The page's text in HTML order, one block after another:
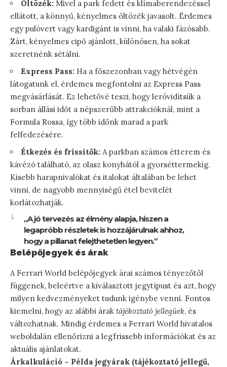
Öltözék: Mivel a park fedett és klímaberendezéssel
ellátott, a könnyű, kényelmes öltözék javasolt. Érdemes
egy pulóvert vagy kardigánt is vinni, ha valaki fázósabb.
Zárt, kényelmes cipő ajánlott, különösen, ha sokat
szeretnénk sétálni.
Express Pass: Ha a főszezonban vagy hétvégén
látogatunk el, érdemes megfontolni az Express Pass
megvásárlását. Ez lehetővé teszi, hogy lerövidítsük a
sorban állási időt a népszerűbb attrakcióknál, mint a
Formula Rossa, így több időnk marad a park
felfedezésére.
Étkezés és frissítők: A parkban számos étterem és
kávézó található, az olasz konyhától a gyorséttermekig.
Kisebb harapnivalókat és italokat általában be lehet
vinni, de nagyobb mennyiségű étel bevitelét
korlátozhatják.
„A jó tervezés az élmény alapja, hiszen a
legapróbb részletek is hozzájárulnak ahhoz,
hogy a pillanat felejthetetlen legyen.”
Belépőjegyek és árak
A Ferrari World belépőjegyek árai számos tényezőtől
függenek, beleértve a kiválasztott jegytípust és azt, hogy
milyen kedvezményeket tudunk igénybe venni. Fontos
kiemelni, hogy az alábbi árak tájékoztató jellegűek, és
változhatnak. Mindig érdemes a Ferrari World hivatalos
weboldalán ellenőrizni a legfrissebb információkat és az
aktuális ajánlatokat.
Árkalkuláció – Példa jegyárak (tájékoztató jellegű,